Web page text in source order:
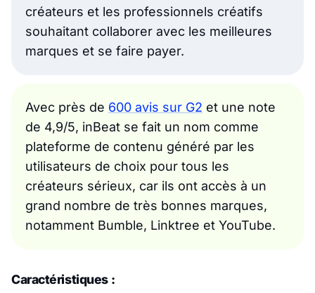
créateurs et les professionnels créatifs
souhaitant collaborer avec les meilleures
marques et se faire payer.
Avec près de 600 avis sur G2 et une note
de 4,9/5, inBeat se fait un nom comme
plateforme de contenu généré par les
utilisateurs de choix pour tous les
créateurs sérieux, car ils ont accès à un
grand nombre de très bonnes marques,
notamment Bumble, Linktree et YouTube.
Caractéristiques :